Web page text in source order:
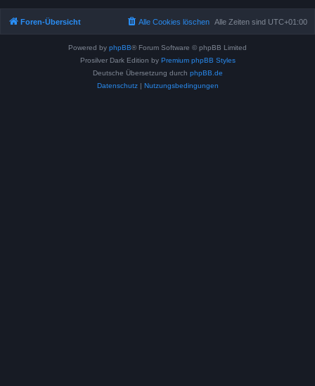
Foren-Übersicht Alle Zeiten sind UTC+01:00
Alle Cookies löschen
Powered by phpBB® Forum Software © phpBB Limited
Prosilver Dark Edition by Premium phpBB Styles
Deutsche Übersetzung durch phpBB.de
Datenschutz| Nutzungsbedingungen